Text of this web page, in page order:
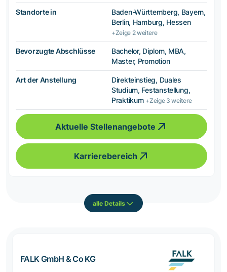
Standorte in
Baden-Württemberg, Bayern,
Berlin, Hamburg, Hessen
+Zeige 2 weitere
Bevorzugte Abschlüsse
Bachelor, Diplom, MBA,
Master, Promotion
Art der Anstellung
Direkteinstieg, Duales
Studium, Festanstellung,
Praktikum +Zeige 3 weitere
Aktuelle Stellenangebote
Karrierebereich
alle Details
FALK GmbH & Co KG